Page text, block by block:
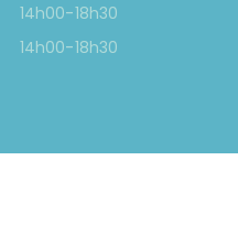
14h00-18h30
14h00-18h30